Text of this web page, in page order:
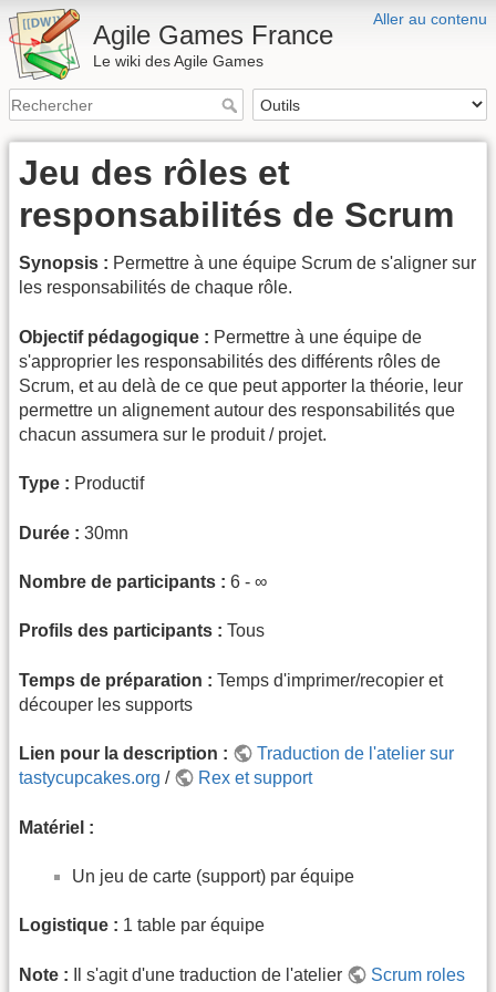
Aller au contenu
Agile Games France
Le wiki des Agile Games
Jeu des rôles et
responsabilités de Scrum
Synopsis : Permettre à une équipe Scrum de s'aligner sur
les responsabilités de chaque rôle.
Objectif pédagogique : Permettre à une équipe de
s'approprier les responsabilités des différents rôles de
Scrum, et au delà de ce que peut apporter la théorie, leur
permettre un alignement autour des responsabilités que
chacun assumera sur le produit / projet.
Type : Productif
Durée : 30mn
Nombre de participants : 6 - ∞
Profils des participants : Tous
Temps de préparation : Temps d'imprimer/recopier et
découper les supports
Lien pour la description :
Traduction de l'atelier sur
tastycupcakes.org / Rex et support
Matériel :
Un jeu de carte (support) par équipe
Logistique : 1 table par équipe
Note : Il s'agit d'une traduction de l'atelier
Scrum roles